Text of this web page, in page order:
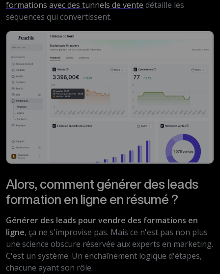
formations avec des tunnels de vente détaille les
séquences qui convertissent.
Alors, comment générer des leads
formation en ligne en résumé ?
Générer des leads pour vendre des formations en
ligne, ça ne s'improvise pas. Mais ce n'est pas non plus
une science obscure réservée aux experts en marketing.
C'est un système. Un enchaînement logique d'étapes,
chacune ayant son rôle.